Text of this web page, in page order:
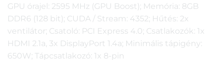
GPU órajel: 2595 MHz (GPU Boost); Memória: 8GB
DDR6 (128 bit); CUDA / Stream: 4352; Hűtés: 2x
ventilátor; Csatoló: PCI Express 4.0; Csatlakozók: 1x
HDMI 2.1a, 3x DisplayPort 1.4a; Minimális tápigény:
650W; Tápcsatlakozó: 1x 8-pin